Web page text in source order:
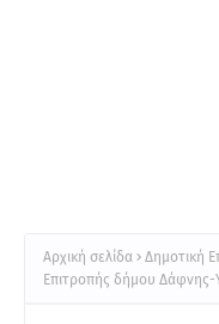
Αρχική σελίδα Δημοτική
Επιτροπής δήμου